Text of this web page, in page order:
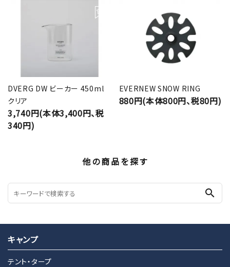
DVERG DW ビーカー 450ml
クリア
3,740円(本体3,400円、税
340円)
EVERNEW SNOW RING
880円(本体800円、税80円)
他の商品を探す
search
キャンプ
テント・タープ